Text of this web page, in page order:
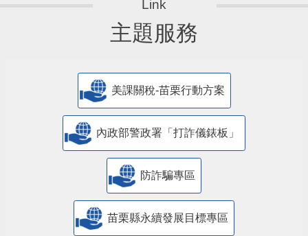
主題服務
美課關稅-苗栗行動方案
內政部警政署「打詐儀錶板」
防詐騙專區
苗栗縣永續發展目標專區